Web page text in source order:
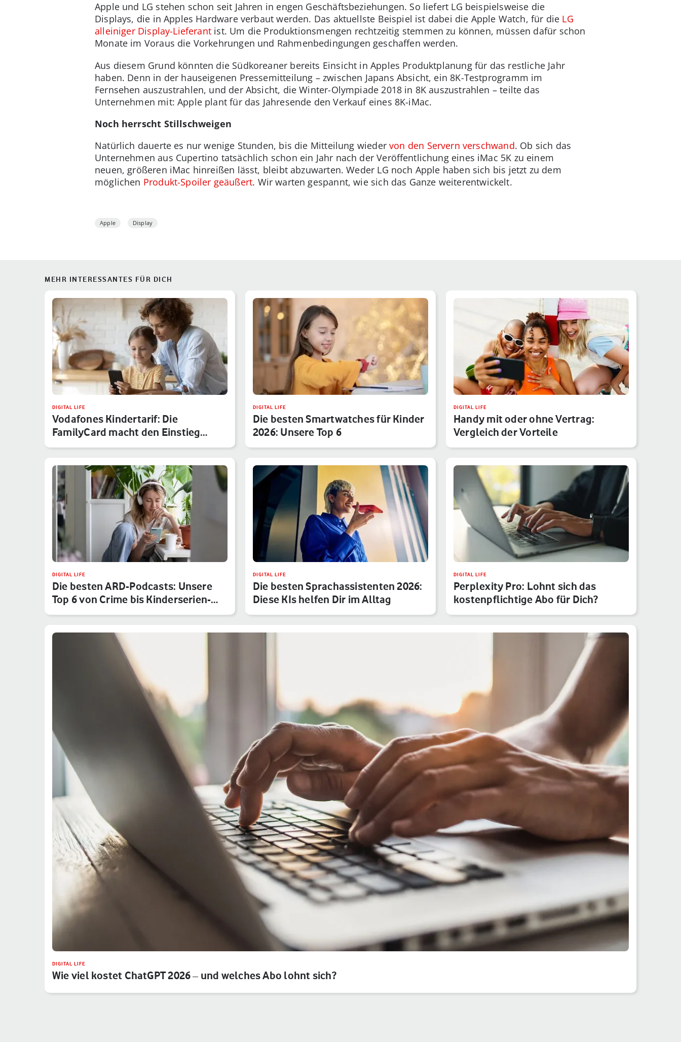
Apple und LG stehen schon seit Jahren in engen Geschäftsbeziehungen. So liefert LG beispielsweise die
Displays, die in Apples Hardware verbaut werden. Das aktuellste Beispiel ist dabei die Apple Watch, für die LG
alleiniger Display-Lieferant ist. Um die Produktionsmengen rechtzeitig stemmen zu können, müssen dafür schon
Monate im Voraus die Vorkehrungen und Rahmenbedingungen geschaffen werden.
Aus diesem Grund könnten die Südkoreaner bereits Einsicht in Apples Produktplanung für das restliche Jahr
haben. Denn in der hauseigenen Pressemitteilung – zwischen Japans Absicht, ein 8K-Testprogramm im
Fernsehen auszustrahlen, und der Absicht, die Winter-Olympiade 2018 in 8K auszustrahlen – teilte das
Unternehmen mit: Apple plant für das Jahresende den Verkauf eines 8K-iMac.
Noch herrscht Stillschweigen
Natürlich dauerte es nur wenige Stunden, bis die Mitteilung wiedervon den Servern verschwand. Ob sich das
Unternehmen aus Cupertino tatsächlich schon ein Jahr nach der Veröffentlichung eines iMac 5K zu einem
neuen, größeren iMac hinreißen lässt, bleibt abzuwarten. Weder LG noch Apple haben sich bis jetzt zu dem
möglichen Produkt-Spoiler geäußert. Wir warten gespannt, wie sich das Ganze weiterentwickelt.
Apple Display
MEHR INTERESSANTES FÜR DICH
DIGITAL LIFE
Vodafones Kindertarif: Die
FamilyCard macht den Einstieg
sicher
DIGITAL LIFE
Die besten Smartwatches für Kinder
2026: Unsere Top 6
DIGITAL LIFE
Handy mit oder ohne Vertrag:
Vergleich der Vorteile
DIGITAL LIFE
Die besten ARD-Podcasts: Unsere
Top 6 von Crime bis Kinderserien-…
DIGITAL LIFE
Die besten Sprachassistenten 2026:
Diese KIs helfen Dir im Alltag
DIGITAL LIFE
Perplexity Pro: Lohnt sich das
kostenpflichtige Abo für Dich?
DIGITAL LIFE
Wie viel kostet ChatGPT 2026 – und welches Abo lohnt sich?